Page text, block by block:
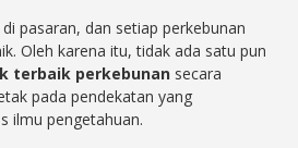
pasaran, dan setiap perkebunan
Oleh karena itu, tidak ada satu pun
terbaik perkebunan secara
pada pendekatan yang
ilmu pengetahuan.